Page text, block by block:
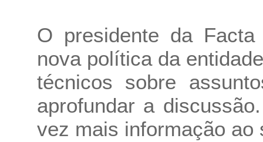
O presidente da
nova política da
técnicos sobre
aprofundar a
vez mais informação ao